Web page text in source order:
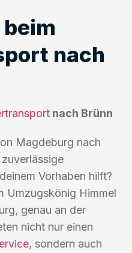
nach
nach Brünn
Magdeburg nach
Vorhaben hilft?
Umzugskönig Himmel
genau an der
nicht nur einen
, sondern auch